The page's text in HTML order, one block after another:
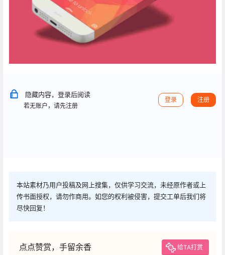
隐藏内容，登录后阅读
若无账户，请先注册
登录 注册
本站素材乃用户投稿及网上搜集，仅供学习交流，未经原作者或上
传书面授权，请勿作商用。如您的权利被侵害，提交工单后我们将
尽快回复！
点点赞赏，手留余香 给TA打赏